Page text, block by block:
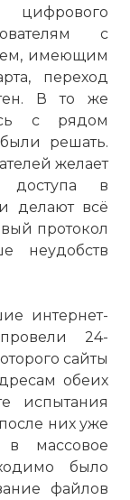
с
имеющим
переход
В то же
с рядом
решать.
желает
доступа в
делают всё
протокол
неудобств
интернет-
24-
сайты
обеих
испытания
них уже
массовое
было
файлов